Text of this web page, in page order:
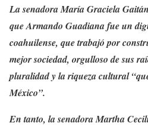
La senadora María Graciela
que Armando Guadiana fue un
coahuilense, que trabajó por
mejor sociedad, orgulloso de sus
pluralidad y la riqueza cultural
México”.
En tanto, la senadora Martha